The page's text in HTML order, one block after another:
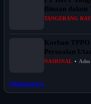
Binaan
TANGERANG
Korban
Persoalan
NASIONAL • Adm
Selengkapnya